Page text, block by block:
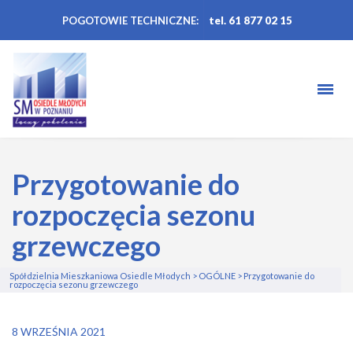
POGOTOWIE TECHNICZNE: tel. 61 877 02 15
Przygotowanie do
rozpoczęcia sezonu
grzewczego
Spółdzielnia Mieszkaniowa Osiedle Młodych > OGÓLNE > Przygotowanie do
rozpoczęcia sezonu grzewczego
8 WRZEŚNIA 2021